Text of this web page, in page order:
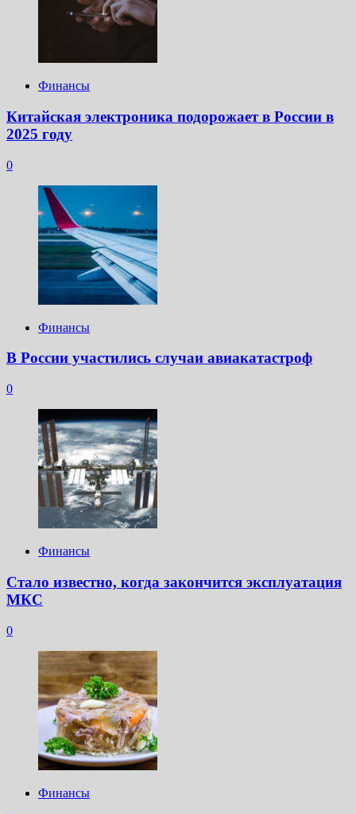
Финансы
Китайская электроника подорожает в России в
2025 году
0
Финансы
В России участились случаи авиакатастроф
0
Финансы
Стало известно, когда закончится эксплуатация
МКС
0
Финансы